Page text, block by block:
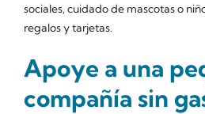
sociales, cuidado de mascotas o
regalos y tarjetas.
Apoye a una
compañía sin